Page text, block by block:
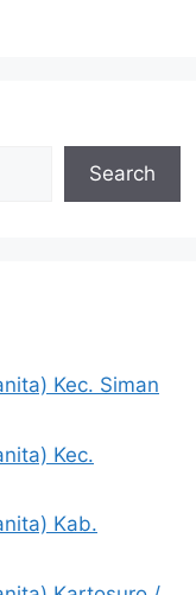
Search
Kec. Siman
Kec.
Kab.